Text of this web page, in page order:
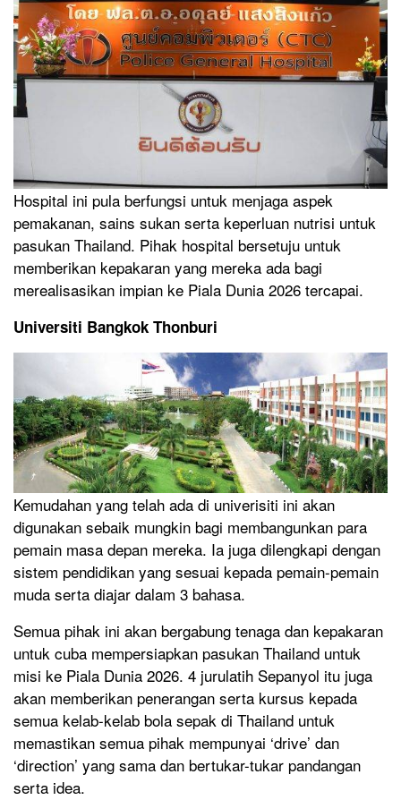
Hospital ini pula berfungsi untuk menjaga aspek
pemakanan, sains sukan serta keperluan nutrisi untuk
pasukan Thailand. Pihak hospital bersetuju untuk
memberikan kepakaran yang mereka ada bagi
merealisasikan impian ke Piala Dunia 2026 tercapai.
Universiti Bangkok Thonburi
Kemudahan yang telah ada di univerisiti ini akan
digunakan sebaik mungkin bagi membangunkan para
pemain masa depan mereka. Ia juga dilengkapi dengan
sistem pendidikan yang sesuai kepada pemain-pemain
muda serta diajar dalam 3 bahasa.
Semua pihak ini akan bergabung tenaga dan kepakaran
untuk cuba mempersiapkan pasukan Thailand untuk
misi ke Piala Dunia 2026. 4 jurulatih Sepanyol itu juga
akan memberikan penerangan serta kursus kepada
semua kelab-kelab bola sepak di Thailand untuk
memastikan semua pihak mempunyai ‘drive’ dan
‘direction’ yang sama dan bertukar-tukar pandangan
serta idea.